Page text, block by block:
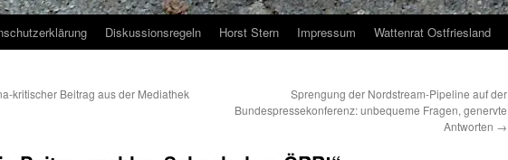
Diskussionsregeln Horst Stern Impressum Wattenrat Ostfriesland
kritischer Beitrag aus der Mediathek
Sprengung der Nordstream-Pipeline auf der
Bundespressekonferenz: unbequeme Fragen, genervte
Antworten →